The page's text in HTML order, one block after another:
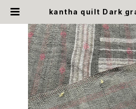
kantha quilt Dark gray カンタキ